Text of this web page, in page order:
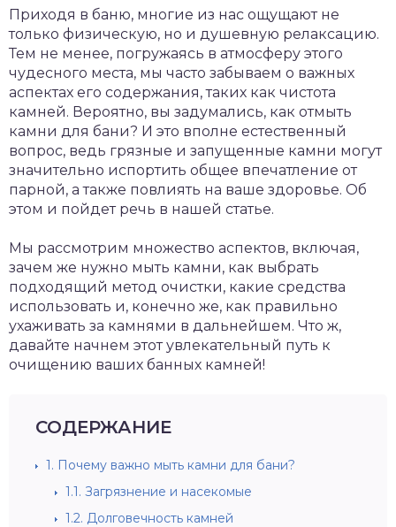
Приходя в баню, многие из нас ощущают не
только физическую, но и душевную релаксацию.
Тем не менее, погружаясь в атмосферу этого
чудесного места, мы часто забываем о важных
аспектах его содержания, таких как чистота
камней. Вероятно, вы задумались, как отмыть
камни для бани? И это вполне естественный
вопрос, ведь грязные и запущенные камни могут
значительно испортить общее впечатление от
парной, а также повлиять на ваше здоровье. Об
этом и пойдет речь в нашей статье.
Мы рассмотрим множество аспектов, включая,
зачем же нужно мыть камни, как выбрать
подходящий метод очистки, какие средства
использовать и, конечно же, как правильно
ухаживать за камнями в дальнейшем. Что ж,
давайте начнем этот увлекательный путь к
очищению ваших банных камней!
СОДЕРЖАНИЕ
1. Почему важно мыть камни для бани?
1.1. Загрязнение и насекомые
1.2. Долговечность камней